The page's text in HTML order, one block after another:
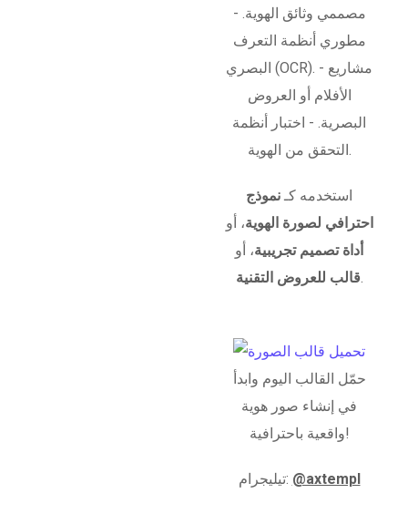
مصممي وثائق الهوية. -
مطوري أنظمة التعرف
البصري (OCR). - مشاريع
الأفلام أو العروض
البصرية. - اختبار أنظمة
التحقق من الهوية.
استخدمه كـنموذج
احترافي لصورة الهوية، أو
أداة تصميم تجريبية، أو
قالب للعروض التقنية.
حمّل القالب اليوم وابدأ
في إنشاء صور هوية
واقعية باحترافية!
تيليجرام: @axtempl